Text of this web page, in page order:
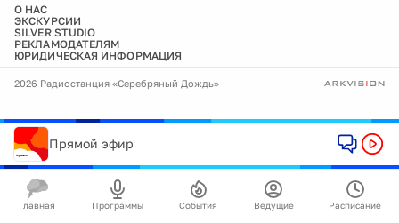
О НАС
ЭКСКУРСИИ
SILVER STUDIO
РЕКЛАМОДАТЕЛЯМ
ЮРИДИЧЕСКАЯ ИНФОРМАЦИЯ
2026 Радиостанция «Серебряный Дождь»
Прямой эфир
Главная Программы События Ведущие Расписание